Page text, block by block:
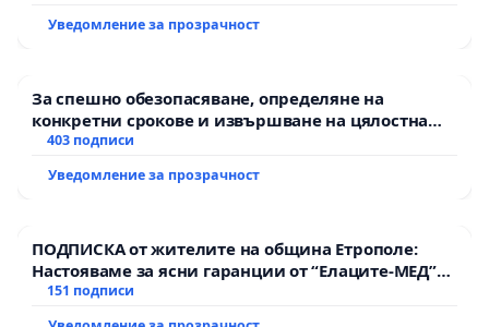
Уведомление за прозрачност
За спешно обезопасяване, определяне на
конкретни срокове и извършване на цялостна
рехабилитация на републиканския път между
Мирово - к.к. Момин проход
403 подписи
Уведомление за прозрачност
ПОДПИСКА от жителите на община Етрополе:
Настояваме за ясни гаранции от “Елаците-МЕД”
АД и от държавата, че ще се изпълнят всички
151 подписи